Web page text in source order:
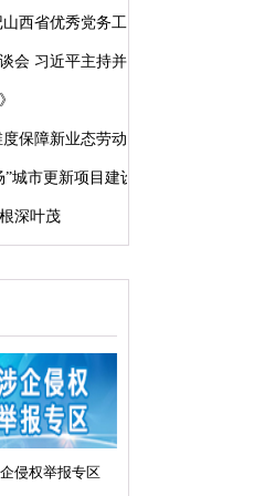
西省优秀党务工作...
会 习近平主持并发...
保障新业态劳动者...
城市更新项目建设
深叶茂
侵权举报专区